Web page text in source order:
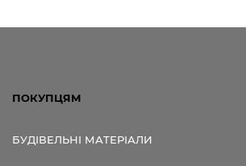
ПОКУПЦЯМ
БУДІВЕЛЬНІ МАТЕРІАЛИ